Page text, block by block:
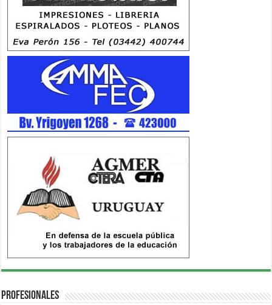
Profesionales